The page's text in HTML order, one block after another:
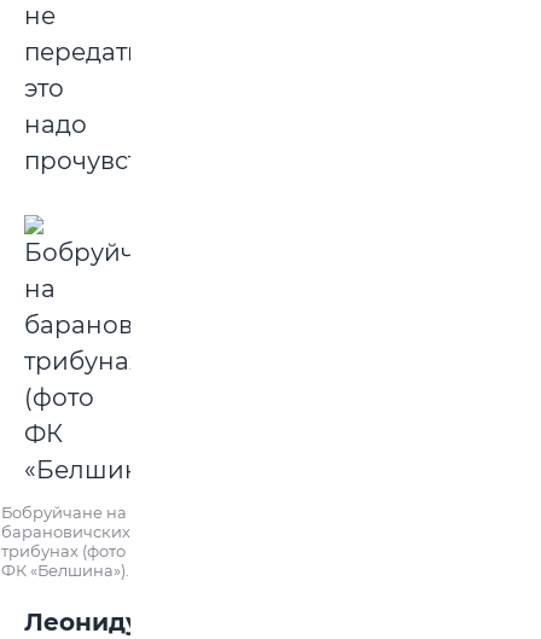
не
передать,
это
надо
прочувствовать.
Бобруйчане на
барановичских
трибунах (фото
ФК «Белшина»).
Леониду